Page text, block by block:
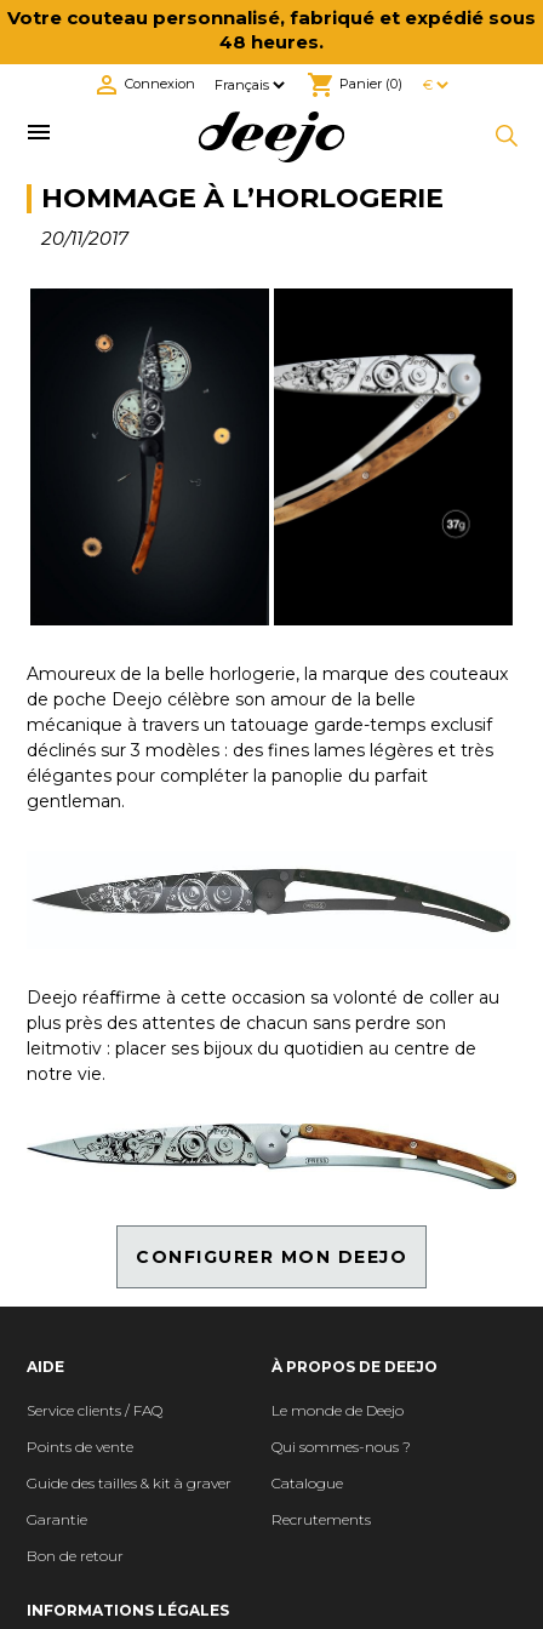
Votre couteau personnalisé, fabriqué et expédié sous
48 heures.
shopping_cart Panier (0)
 Connexion

HOMMAGE À L’HORLOGERIE
20/11/2017
Amoureux de la belle horlogerie, la marque des couteaux
de poche Deejo célèbre son amour de la belle
mécanique à travers un tatouage garde-temps exclusif
déclinés sur 3 modèles : des fines lames légères et très
élégantes pour compléter la panoplie du parfait
gentleman.
Deejo réaffirme à cette occasion sa volonté de coller au
plus près des attentes de chacun sans perdre son
leitmotiv : placer ses bijoux du quotidien au centre de
notre vie.
CONFIGURER MON DEEJO
AIDE
Service clients / FAQ
Points de vente
Guide des tailles & kit à graver
Garantie
Bon de retour
À PROPOS DE DEEJO
Le monde de Deejo
Qui sommes-nous ?
Catalogue
Recrutements
INFORMATIONS LÉGALES